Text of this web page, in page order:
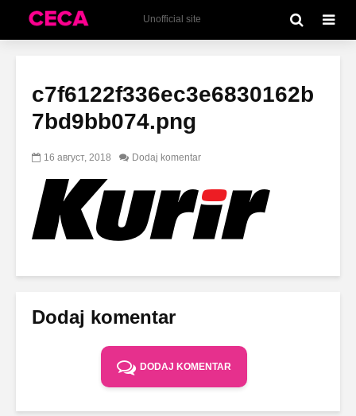
Unofficial site
c7f6122f336ec3e6830162b
7bd9bb074.png
16 август, 2018 Dodaj komentar
Dodaj komentar
DODAJ KOMENTAR